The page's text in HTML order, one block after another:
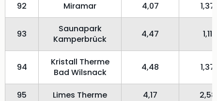
92 Miramar 4,07 1,37
93
Saunapark
Kamperbrück
4,47 1,11
94
Kristall Therme
Bad Wilsnack
4,48 1,37
95 Limes Therme 4,17 2,58